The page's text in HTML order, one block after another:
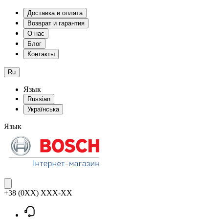
Доставка и оплата
Возврат и гарантия
О нас
Блог
Контакты
Ru
Язык
Russian
Українська
Язык
+38 (0XX) XXX-XX